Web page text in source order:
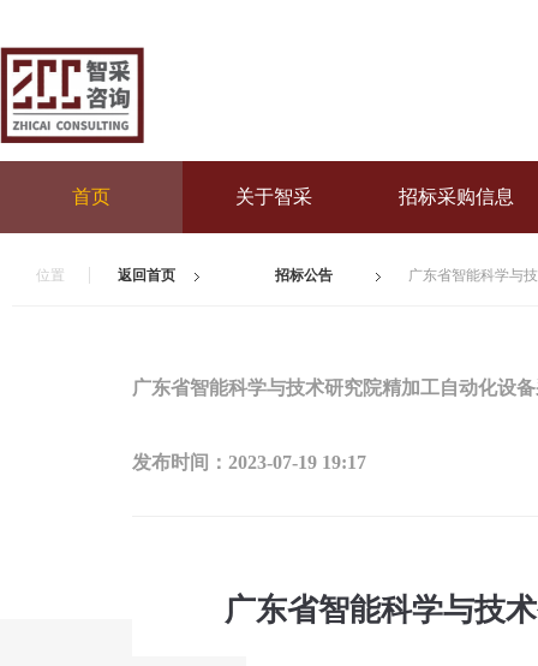
首页 关于智采 招标采购信息
位置 返回首页 招标公告 广东省智能科学与
广东省智能科学与技术研究院精加工自动化设
发布时间： 2023-07-19 19:17
广东省智能科学与技